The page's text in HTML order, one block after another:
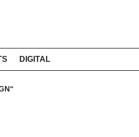
DIGITAL